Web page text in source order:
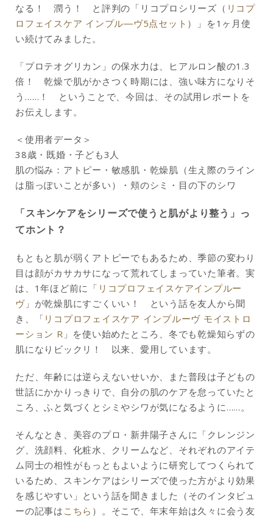
なる！ 潤う！ と評判の「リコプロシリーズ（ リコプ
ロフェイスケア インプル―ヴ5点セット ）」を1ヶ月使
い続けてみました。
「プロテオグリカン」の保水力は、ヒアルロン酸の1.3
倍！ 乾燥で肌がかさつく時期には、強い味方になりそ
う……！ ということで、今回は、その試用レポートを
お伝えします。
＜使用者データ＞
38歳・既婚・子ども3人
肌の悩み：アトピー・敏感肌・乾燥肌（生え際のライン
は脂っぽいことが多い）・頬のシミ・目の下のシワ
「スキンケアをシリーズで使うと肌がより整う」っ
てホント？
もともと肌が弱くアトピーでもあるため、季節の変わり
目は顔がカサカサになって荒れてしまっていた筆者。実
は、1年ほど前に「 リコプロフェイスケアインプルー
ヴ」が乾燥肌にすごくいい！ という話を友人から聞
き、「 リコプロフェイスケア インプルーヴ モイストロ
ーション R 」を使い始めたところ、冬でも乾燥知らずの
肌になりビックリ！ 以来、愛用しています。
ただ、年齢には逆らえないせいか、また普段は子どもの
世話にかかりっきりで、自分の肌のケアを怠っていたと
ころ、ふと気づくとシミやシワが気になるように……。
そんなとき、美容のプロ・新井陽子さんに「クレンジン
グ、洗顔料、化粧水、クリームなど、それぞれのアイテ
ム同士の相性がもっともよいように研究してつくられて
いるため、スキンケアはシリーズで使った方がより効果
を感じやすい」という話を聞きました（そのインタビュ
ーの記事は こちら ）。そこで、年末年始は久々に会う友